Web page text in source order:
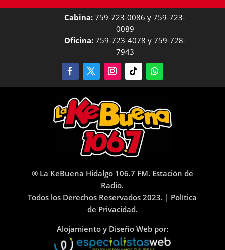
Cabina: 759-723-0086 y 759-723-
0089
Oficina:759-723-4078 y 759-728-
7943
® La KeBuena Hidalgo 106.7 FM. Estación de
Radio.
Todos los Derechos Reservados 2023. | Política
de Privacidad.
Alojamiento y Diseño Web por: